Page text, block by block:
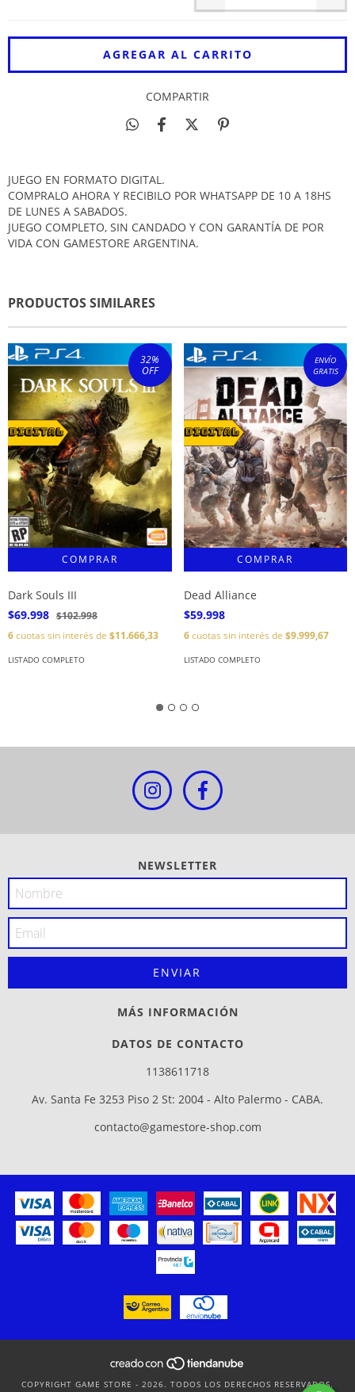
COMPARTIR
JUEGO EN FORMATO DIGITAL.
COMPRALO AHORA Y RECIBILO POR WHATSAPP DE 10 A 18HS
DE LUNES A SABADOS.
JUEGO COMPLETO, SIN CANDADO Y CON GARANTÍA DE POR
VIDA CON GAMESTORE ARGENTINA.
PRODUCTOS SIMILARES
32%
OFF
Dark Souls III
$69.998 $102.998
6cuotas sin interés de $11.666,33
LISTADO COMPLETO
ENVÍO
GRATIS
Dead Alliance
$59.998
6cuotas sin interés de $9.999,67
LISTADO COMPLETO
NEWSLETTER
MÁS INFORMACIÓN
DATOS DE CONTACTO
1138611718
Av. Santa Fe 3253 Piso 2 St: 2004 - Alto Palermo - CABA.
contacto@gamestore-shop.com
COPYRIGHT GAME STORE - 2026. TODOS LOS DERECHOS RESERVADOS.